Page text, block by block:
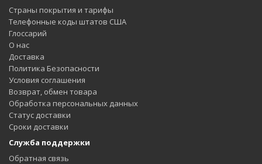
Страны покрытия и тарифы
Телефонные коды штатов США
Глоссарий
О нас
Доставка
Политика Безопасности
Условия соглашения
Возврат, обмен товара
Обработка персональных данных
Статус доставки
Сроки доставки
Служба поддержки
Обратная связь